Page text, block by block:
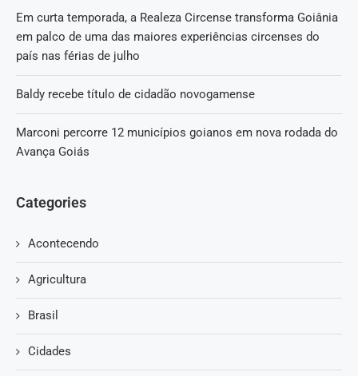
Em curta temporada, a Realeza Circense transforma Goiânia
em palco de uma das maiores experiências circenses do
país nas férias de julho
Baldy recebe título de cidadão novogamense
Marconi percorre 12 municípios goianos em nova rodada do
Avança Goiás
Categories
Acontecendo
Agricultura
Brasil
Cidades